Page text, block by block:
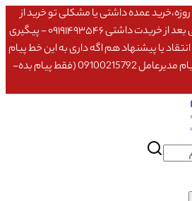
عمده داشتی یا مشکلی تو خرید از
سایت ۰۹۱۰۹۸۰۸۵۶۵- مشکلی بعد از خریدت داشتی ۰۹۱۹۱۴۹۳۵۴۶ - پیگیری
بستت ۰۹۹۲۴۰۰۹۵۲۵ - انتقاد یا پیشنهاد هم اگه داری به این خط پیام
بده مستقیم میره تو صندوق پیام مدیرعامل 09100215792 (فقط پیام بده-